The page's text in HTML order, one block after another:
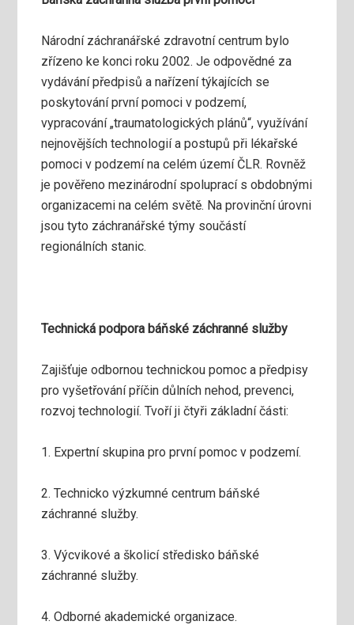
Národní záchranářské zdravotní centrum bylo
zřízeno ke konci roku 2002. Je odpovědné za
vydávání předpisů a nařízení týkajících se
poskytování první pomoci v podzemí,
vypracování „traumatologických plánů“, využívání
nejnovějších technologií a postupů při lékařské
pomoci v podzemí na celém území ČLR. Rovněž
je pověřeno mezinárodní spoluprací s obdobnými
organizacemi na celém světě. Na provinční úrovni
jsou tyto záchranářské týmy součástí
regionálních stanic.
Technická podpora báňské záchranné služby
Zajišťuje odbornou technickou pomoc a předpisy
pro vyšetřování příčin důlních nehod, prevenci,
rozvoj technologií. Tvoří ji čtyři základní části:
1. Expertní skupina pro první pomoc v podzemí.
2. Technicko výzkumné centrum báňské
záchranné služby.
3. Výcvikové a školicí středisko báňské
záchranné služby.
4. Odborné akademické organizace.